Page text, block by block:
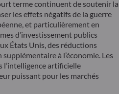
terme continuent de soutenir la
les effets négatifs de la guerre
et particulièrement en
d’investissement publics
États Unis, des réductions
à l’économie. Les
l’intelligence artificielle
puissant pour les marchés